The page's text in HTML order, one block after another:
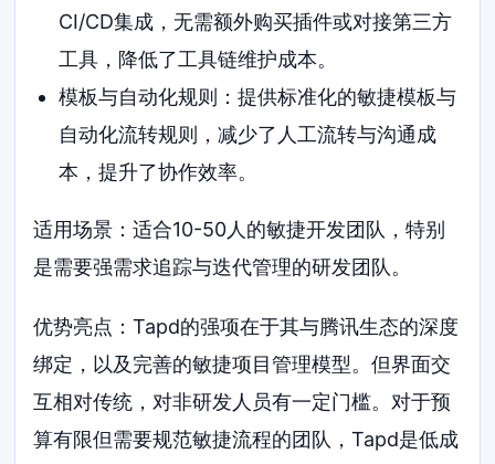
CI/CD集成，无需额外购买插件或对接第三方
工具，降低了工具链维护成本。
模板与自动化规则：提供标准化的敏捷模板与
自动化流转规则，减少了人工流转与沟通成
本，提升了协作效率。
适用场景：适合10-50人的敏捷开发团队，特别
是需要强需求追踪与迭代管理的研发团队。
优势亮点：Tapd的强项在于其与腾讯生态的深度
绑定，以及完善的敏捷项目管理模型。但界面交
互相对传统，对非研发人员有一定门槛。对于预
算有限但需要规范敏捷流程的团队，Tapd是低成